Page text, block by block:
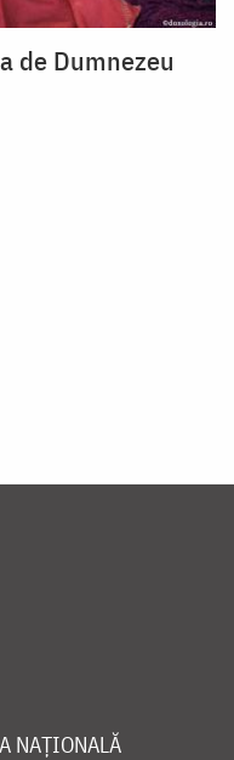
de Dumnezeu
NAȚIONALĂ